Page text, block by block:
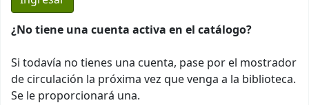
¿No tiene una cuenta activa en el catálogo?
Si todavía no tienes una cuenta, pase por el mostrador
de circulación la próxima vez que venga a la biblioteca.
Se le proporcionará una.